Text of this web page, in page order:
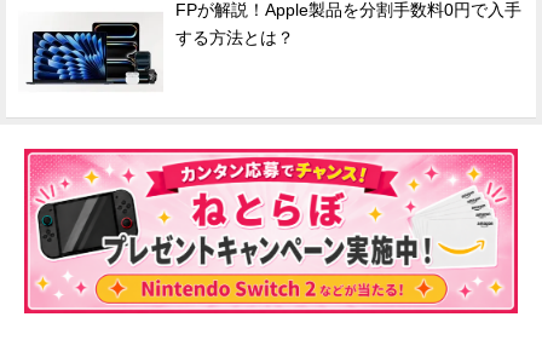
FPが解説！Apple製品を分割手数料0円で入手
する方法とは？